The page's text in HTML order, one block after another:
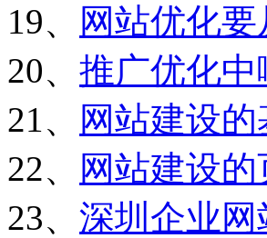
19、
网站优化
20、 推广优化
21、
网站建设
22、
网站建设
23、 深圳企业